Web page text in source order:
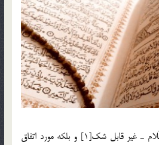
وجود مصحف علي ـ عليه السّلام ـ غير قابل شك[1] و بلكه مورد اتفاق